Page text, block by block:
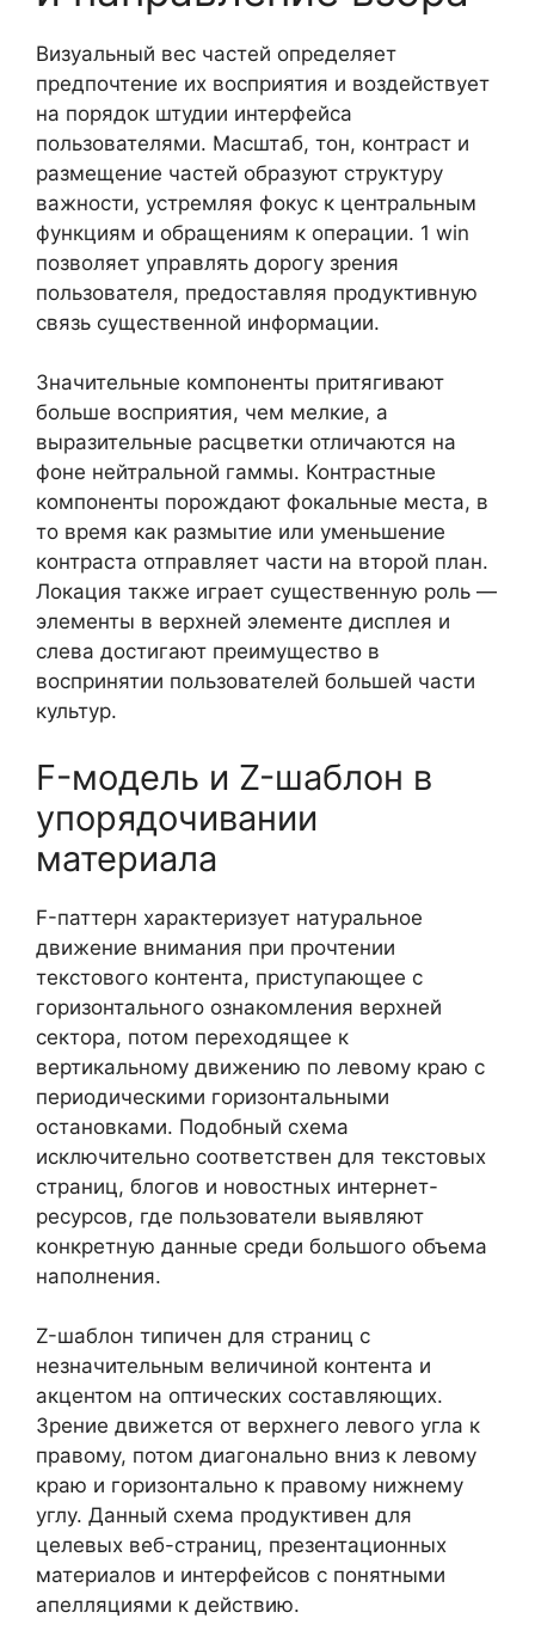
Визуальный вес частей определяет
предпочтение их восприятия и воздействует
на порядок штудии интерфейса
пользователями. Масштаб, тон, контраст и
размещение частей образуют структуру
важности, устремляя фокус к центральным
функциям и обращениям к операции. 1 win
позволяет управлять дорогу зрения
пользователя, предоставляя продуктивную
связь существенной информации.
Значительные компоненты притягивают
больше восприятия, чем мелкие, а
выразительные расцветки отличаются на
фоне нейтральной гаммы. Контрастные
компоненты порождают фокальные места, в
то время как размытие или уменьшение
контраста отправляет части на второй план.
Локация также играет существенную роль —
элементы в верхней элементе дисплея и
слева достигают преимущество в
воспринятии пользователей большей части
культур.
F-модель и Z-шаблон в
упорядочивании
материала
F-паттерн характеризует натуральное
движение внимания при прочтении
текстового контента, приступающее с
горизонтального ознакомления верхней
сектора, потом переходящее к
вертикальному движению по левому краю с
периодическими горизонтальными
остановками. Подобный схема
исключительно соответствен для текстовых
страниц, блогов и новостных интернет-
ресурсов, где пользователи выявляют
конкретную данные среди большого объема
наполнения.
Z-шаблон типичен для страниц с
незначительным величиной контента и
акцентом на оптических составляющих.
Зрение движется от верхнего левого угла к
правому, потом диагонально вниз к левому
краю и горизонтально к правому нижнему
углу. Данный схема продуктивен для
целевых веб-страниц, презентационных
материалов и интерфейсов с понятными
апелляциями к действию.